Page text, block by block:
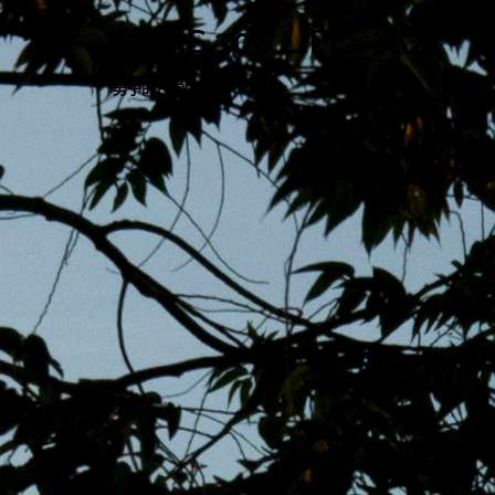
跳
至
主
內
MENS 30S LIFE
男子的日常生活